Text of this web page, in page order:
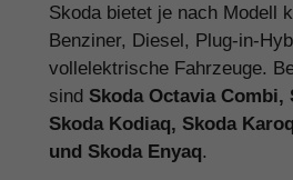
Skoda bietet je nach Modell
Benziner, Diesel, Plug-in-
vollelektrische Fahrzeuge.
sind Skoda Octavia Combi,
Skoda Kodiaq, Skoda
und Skoda Enyaq.